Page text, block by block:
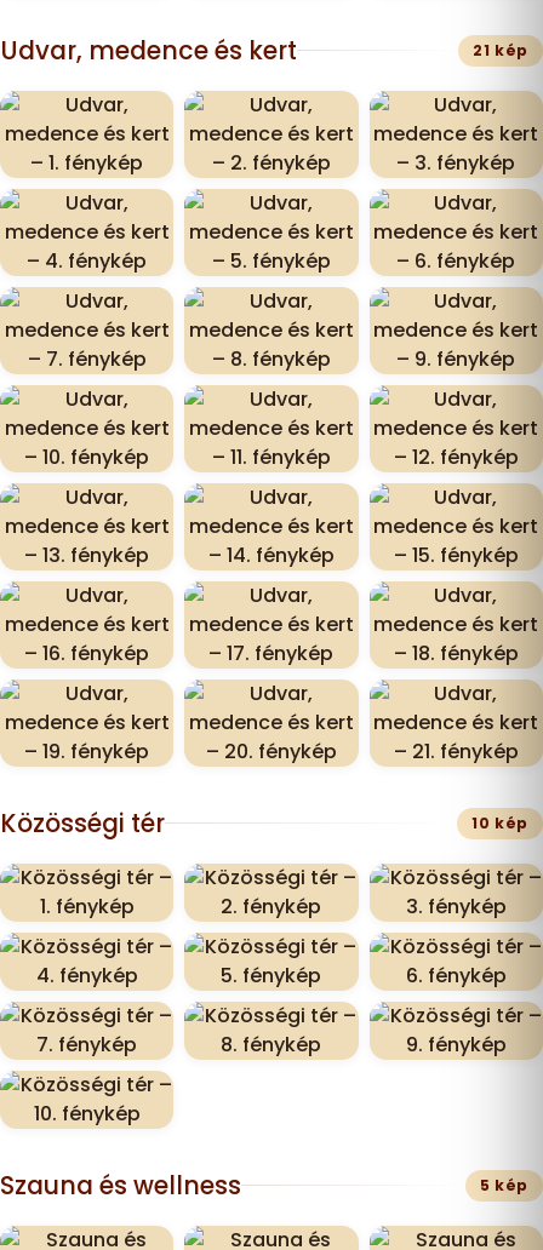
Udvar, medence és kert 21 kép
Közösségi tér 10 kép
Szauna és wellness 5 kép